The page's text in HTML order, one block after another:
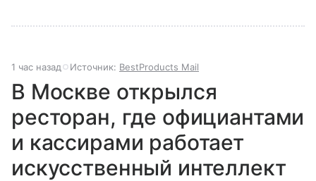
1 час назад Источник: BestProducts Mail
В Москве открылся
ресторан, где официантами
и кассирами работает
искусственный интеллект